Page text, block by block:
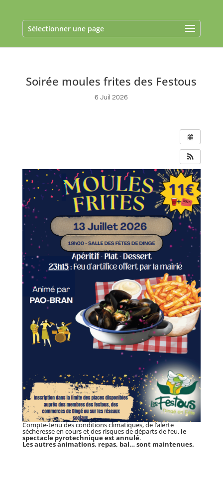
Sélectionner une page
Soirée moules frites des Festous
6 Juil 2026
Compte-tenu des conditions climatiques, de l’alerte
sécheresse en cours et des risques de départs de feu, le
spectacle pyrotechnique est annulé.
Les autres animations, repas, bal… sont maintenues.